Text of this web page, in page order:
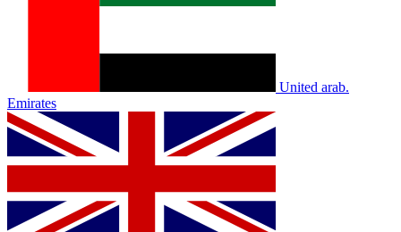
United arab.
Emirates